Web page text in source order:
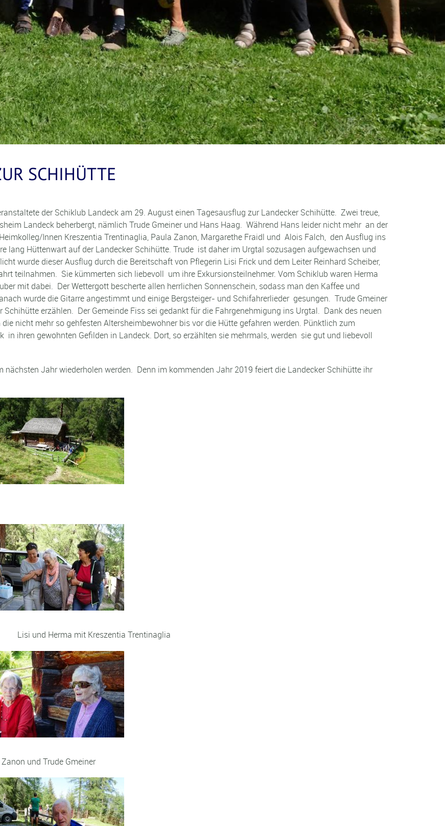
SCHIHÜTTE
der Schiklub Landeck am 29. August einen Tagesausflug zur Landecker Schihütte. Zwei treue,
Landeck beherbergt, nämlich Trude Gmeiner und Hans Haag. Während Hans leider nicht mehr an der
Innen Kreszentia Trentinaglia, Paula Zanon, Margarethe Fraidl und Alois Falch, den Ausflug ins
lang Hüttenwart auf der Landecker Schihütte. Trude ist daher im Urgtal sozusagen aufgewachsen und
wurde dieser Ausflug durch die Bereitschaft von Pflegerin Lisi Frick und dem Leiter Reinhard Scheiber,
teilnahmen. Sie kümmerten sich liebevoll um ihre Exkursionsteilnehmer. Vom Schiklub waren Herma
mit dabei. Der Wettergott bescherte allen herrlichen Sonnenschein, sodass man den Kaffee und
wurde die Gitarre angestimmt und einige Bergsteiger- und Schifahrerlieder gesungen. Trude Gmeiner
erzählen. Der Gemeinde Fiss sei gedankt für die Fahrgenehmigung ins Urgtal. Dank des neuen
nicht mehr so gehfesten Altersheimbewohner bis vor die Hütte gefahren werden. Pünktlich zum
in ihren gewohnten Gefilden in Landeck. Dort, so erzählten sie mehrmals, werden sie gut und liebevoll
nächsten Jahr wiederholen werden. Denn im kommenden Jahr 2019 feiert die Landecker Schihütte ihr
und Herma mit Kreszentia Trentinaglia
und Trude Gmeiner